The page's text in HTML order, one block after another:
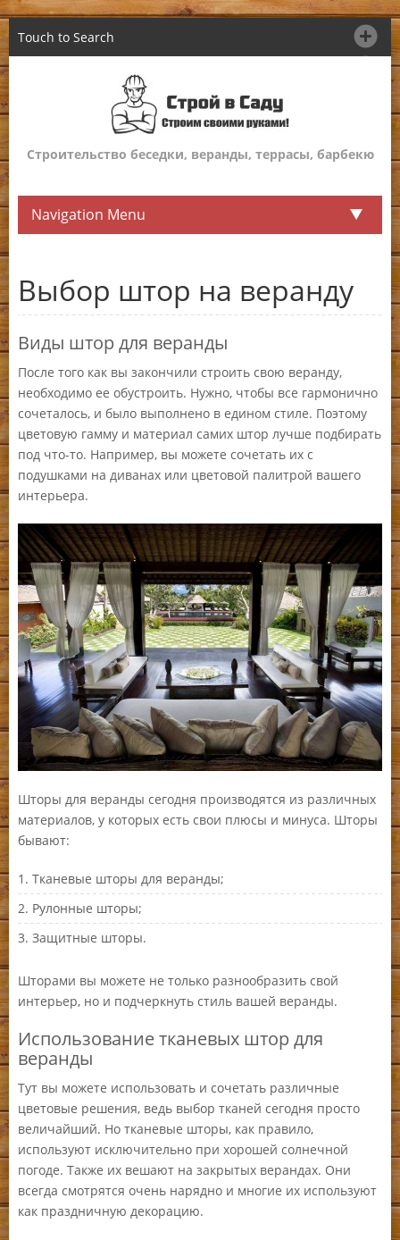
Touch to Search
Строительство беседки, веранды, террасы, барбекю
Navigation Menu
Выбор штор на веранду
Виды штор для веранды
После того как вы закончили строить свою веранду,
необходимо ее обустроить. Нужно, чтобы все гармонично
сочеталось, и было выполнено в едином стиле. Поэтому
цветовую гамму и материал самих штор лучше подбирать
под что-то. Например, вы можете сочетать их с
подушками на диванах или цветовой палитрой вашего
интерьера.
Шторы для веранды сегодня производятся из различных
материалов, у которых есть свои плюсы и минуса. Шторы
бывают:
Тканевые шторы для веранды;
Рулонные шторы;
Защитные шторы.
Шторами вы можете не только разнообразить свой
интерьер, но и подчеркнуть стиль вашей веранды.
Использование тканевых штор для
веранды
Тут вы можете использовать и сочетать различные
цветовые решения, ведь выбор тканей сегодня просто
величайший. Но тканевые шторы, как правило,
используют исключительно при хорошей солнечной
погоде. Также их вешают на закрытых верандах. Они
всегда смотрятся очень нарядно и многие их используют
как праздничную декорацию.